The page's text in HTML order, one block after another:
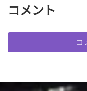
コメント
コ